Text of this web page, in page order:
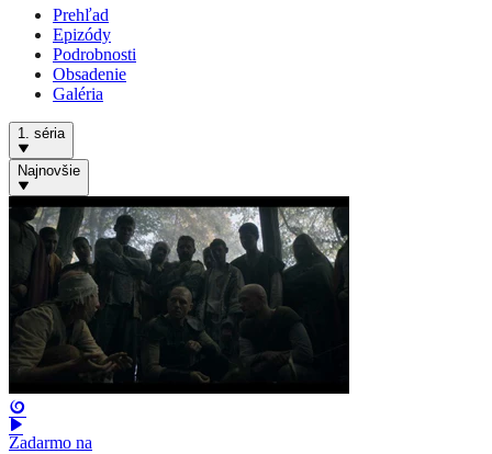
Prehľad
Epizódy
Podrobnosti
Obsadenie
Galéria
1. séria
Najnovšie
Zadarmo na